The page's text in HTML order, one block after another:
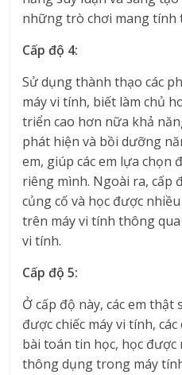
những trò chơi mang tính
Cấp độ 4:
Sử dụng thành thạo các
máy vi tính, biết làm chủ
triển cao hơn nữa khả
phát hiện và bồi dưỡng
em, giúp các em lựa chọn
riêng mình. Ngoài ra, cấp
củng cố và học được
trên máy vi tính thông
vi tính.
Cấp độ 5:
Ở cấp độ này, các em thật
được chiếc máy vi tính,
bài toán tin học, học
thông dụng trong máy